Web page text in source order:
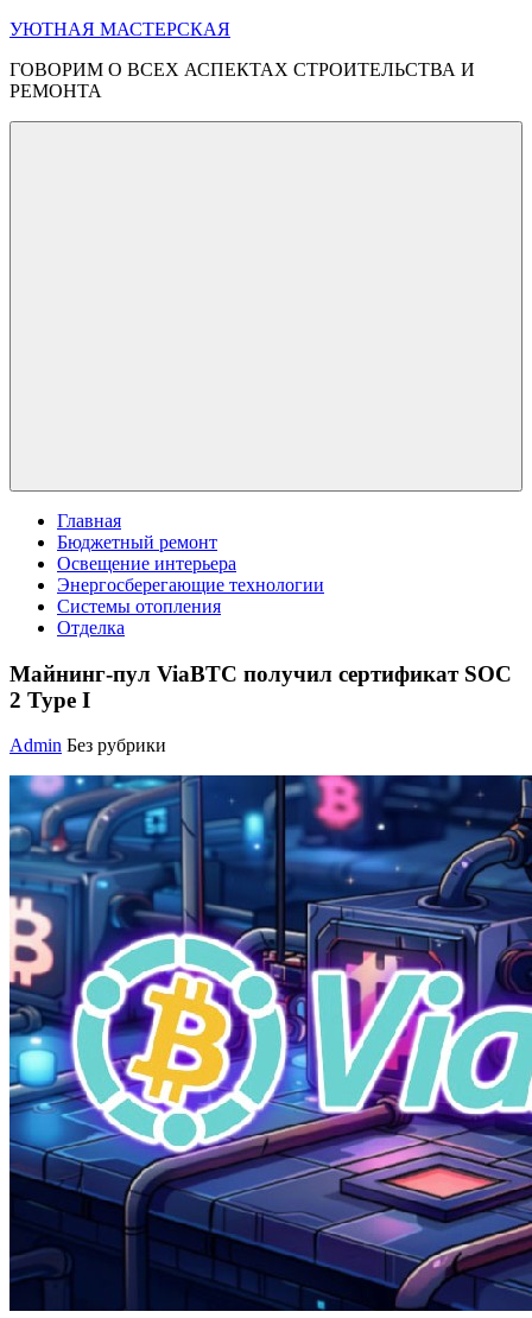
Перейти
содержимому
УЮТНАЯ МАСТЕРСКАЯ
ГОВОРИМ О ВСЕХ АСПЕКТАХ СТРОИТЕЛЬСТВА И
РЕМОНТА
Главная
Бюджетный ремонт
Освещение интерьера
Энергосберегающие технологии
Системы отопления
Отделка
Майнинг-пул ViaBTC получил сертификат SOC
2 Type I
Admin Без рубрики